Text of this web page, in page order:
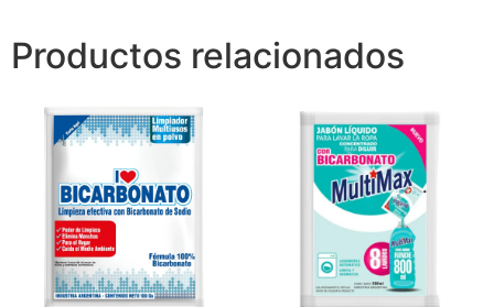
Productos relacionados